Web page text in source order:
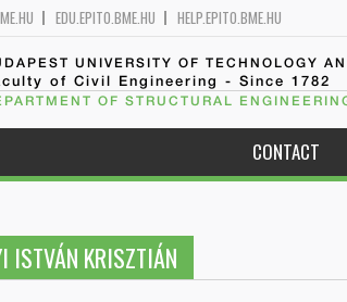
EDU.EPITO.BME.HU HELP.EPITO.BME.HU
UNIVERSITY OF TECHNOLOGY
of Civil Engineering - Since 1782
OF STRUCTURAL
CONTACT
ISTVÁN KRISZTIÁN